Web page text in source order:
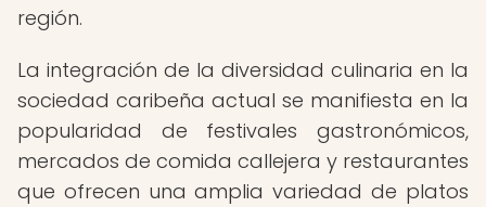
región.
La integración de la diversidad culinaria en la
sociedad caribeña actual se manifiesta en la
popularidad de festivales gastronómicos,
mercados de comida callejera y restaurantes
que ofrecen una amplia variedad de platos